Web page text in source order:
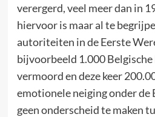
verergerd, veel meer dan in
hiervoor is maar al te
autoriteiten in de Eerste
bijvoorbeeld 1.000 Belgische
vermoord en deze keer
emotionele neiging onder de
geen onderscheid te maken